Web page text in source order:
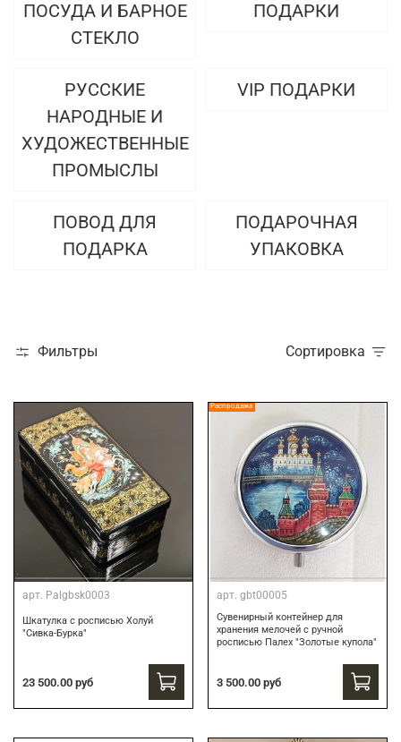
ПОСУДА И БАРНОЕ
СТЕКЛО
ПОДАРКИ
РУССКИЕ
НАРОДНЫЕ И
ХУДОЖЕСТВЕННЫЕ
ПРОМЫСЛЫ
VIP ПОДАРКИ
ПОВОД ДЛЯ
ПОДАРКА
ПОДАРОЧНАЯ
УПАКОВКА
Фильтры Сортировка
арт. Palgbsk0003
Шкатулка с росписью Холуй
"Сивка-Бурка"
23 500.00 руб
Распродажа
арт. gbt00005
Сувенирный контейнер для
хранения мелочей с ручной
росписью Палех "Золотые купола"
3 500.00 руб